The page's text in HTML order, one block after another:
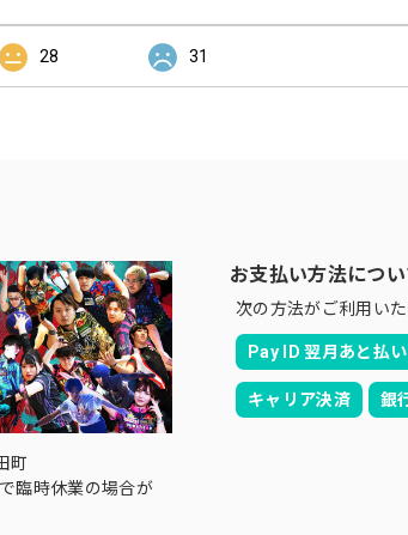
28 31
町
臨時休業の場合が
お支払い方法につ
次の方法がご利用いた
Pay ID 翌月あと払い
キャリア決済 銀